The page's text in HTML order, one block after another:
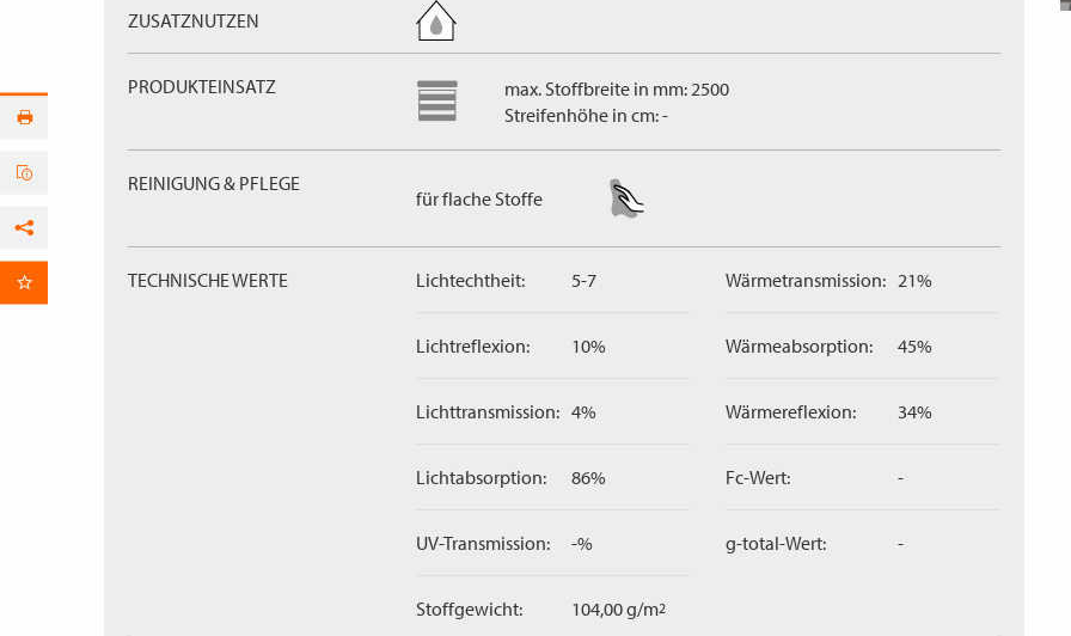
ZUSATZNUTZEN
PRODUKTEINSATZ
max. Stoffbreite in mm: 2500
Streifenhöhe in cm: -
REINIGUNG & PFLEGE
für flache Stoffe
TECHNISCHE WERTE Lichtechtheit: 5-7
Lichtreflexion: 10%
Lichttransmission: 4%
Lichtabsorption: 86%
UV-Transmission: -%
Stoffgewicht: 104,00 g/m2
Wärmetransmission: 21%
Wärmeabsorption: 45%
Wärmereflexion: 34%
Fc-Wert: -
g-total-Wert: -
Facebook
per E-Mail